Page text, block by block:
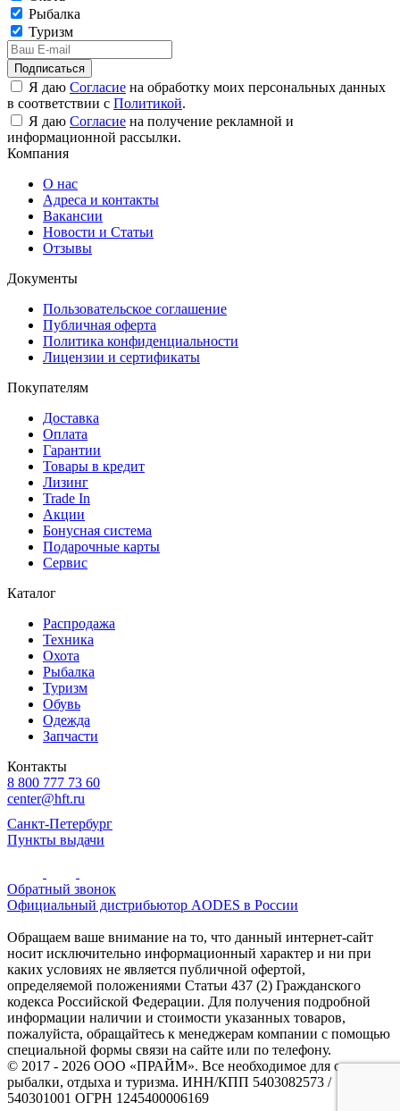
Рыбалка
Туризм
Подписаться
Я даю Согласие на обработку моих персональных данных
в соответствии с Политикой.
Я даю Согласие на получение рекламной и
информационной рассылки.
Компания
О нас
Адреса и контакты
Вакансии
Новости и Статьи
Отзывы
Документы
Пользовательское соглашение
Публичная оферта
Политика конфиденциальности
Лицензии и сертификаты
Покупателям
Доставка
Оплата
Гарантии
Товары в кредит
Лизинг
Trade In
Акции
Бонусная система
Подарочные карты
Сервис
Каталог
Распродажа
Техника
Охота
Рыбалка
Туризм
Обувь
Одежда
Запчасти
Контакты
8 800 777 73 60
center@hft.ru
Санкт-Петербург
Пункты выдачи
Обратный звонок
Официальный дистрибьютор AODES в России
Обращаем ваше внимание на то, что данный интернет-сайт
носит исключительно информационный характер и ни при
каких условиях не является публичной офертой,
определяемой положениями Статьи 437 (2) Гражданского
кодекса Российской Федерации. Для получения подробной
информации наличии и стоимости указанных товаров,
пожалуйста, обращайтесь к менеджерам компании с помощью
специальной формы связи на сайте или по телефону.
© 2017 - 2026 ООО «ПРАЙМ». Все необходимое для охоты и
рыбалки, отдыха и туризма. ИНН/КПП 5403082573 /
540301001 ОГРН 1245400006169